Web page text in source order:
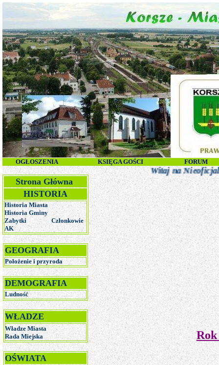
OGŁOSZENIA KSIĘGA GOŚCI FORUM
Strona Główna
HISTORIA
Historia Miasta
Historia Gminy
Zabytki
Członkowie
AK
GEOGRAFIA
Położenie i przyroda
DEMOGRAFIA
Ludność
WŁADZE
Władze Miasta
Rada Miejska
OŚWIATA
Witaj na Nieoficjalnej